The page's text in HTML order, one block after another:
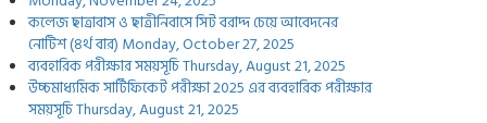
কলেজ ছাত্রাবাস ও ছাত্রীনিবাসে সিট বরাদ্দ চেয়ে আবেদনের
নোটিশ (৪র্থ বার) Monday, October 27, 2025
ব্যবহারিক পরীক্ষার সময়সূচিThursday, August 21, 2025
উচ্চমাধ্যমিক সার্টিফিকেট পরীক্ষা 2025 এর ব্যবহারিক পরীক্ষার
সময়সূচিThursday, August 21, 2025